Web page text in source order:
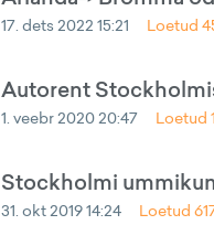
17. dets 2022 15:21 Loetud
Autorent
1. veebr 2020 20:47 Loetud
Stockholmi
31. okt 2019 14:24 Loetud